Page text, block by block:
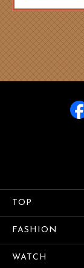
TOP
FASHION
WATCH